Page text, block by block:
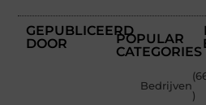
GEPUBLICEERD
DOOR
POPULAR
CATEGORIES
Bedrijven
)